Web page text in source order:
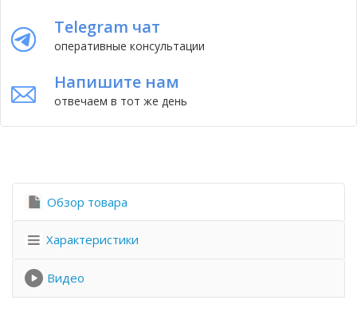
Telegram чат
оперативные консультации
Напишите нам
отвечаем в тот же день
Обзор товара
Характеристики
Видео